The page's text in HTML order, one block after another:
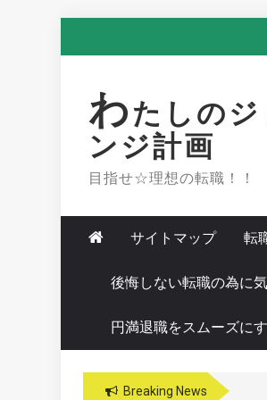
わたしの
ンジ計画
目指せ☆理想の転職！！
サイトマップ 転
後悔しない転職の為に
円満退職をスムーズに
Breaking News